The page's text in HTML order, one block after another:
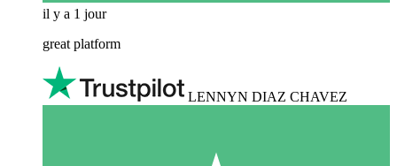
il y a 1 jour
great platform
LENNYN DIAZ CHAVEZ